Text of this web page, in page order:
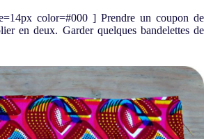
color=#000 ] Prendre un coupon de
en deux. Garder quelques bandelettes de